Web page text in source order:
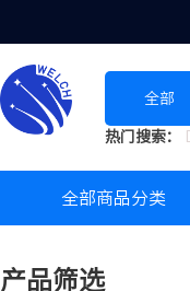
全部
热门搜索：
全部商品分类
产品筛选